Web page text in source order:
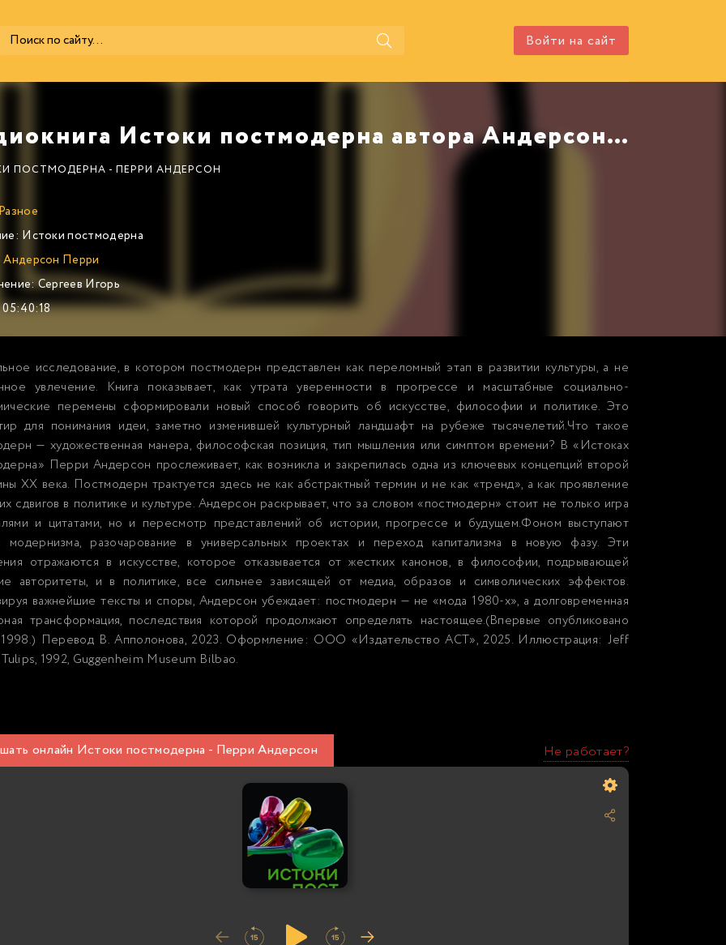
Войти на сайт
Аудиокнига Истоки постмодерна автора Андерсон Перри
ПОСТМОДЕРНА - ПЕРРИ АНДЕРСОН
Разное
Истоки постмодерна
Андерсон Перри
Сергеев Игорь
05:40:18
исследование, в котором постмодерн представлен как переломный этап в развитии культуры, а не
увлечение. Книга показывает, как утрата уверенности в прогрессе и масштабные социально-
перемены сформировали новый способ говорить об искусстве, философии и политике. Это
для понимания идеи, заметно изменившей культурный ландшафт на рубеже тысячелетий.Что такое
— художественная манера, философская позиция, тип мышления или симптом времени? В «Истоках
Перри Андерсон прослеживает, как возникла и закрепилась одна из ключевых концепций второй
XX века. Постмодерн трактуется здесь не как абстрактный термин и не как «тренд», а как проявление
сдвигов в политике и культуре. Андерсон раскрывает, что за словом «постмодерн» стоит не только игра
и цитатами, но и пересмотр представлений об истории, прогрессе и будущем.Фоном выступают
модернизма, разочарование в универсальных проектах и переход капитализма в новую фазу. Эти
отражаются в искусстве, которое отказывается от жестких канонов, в философии, подрывающей
авторитеты, и в политике, все сильнее зависящей от медиа, образов и символических эффектов.
важнейшие тексты и споры, Андерсон убеждает: постмодерн — не «мода 1980-х», а долговременная
трансформация, последствия которой продолжают определять настоящее.(Впервые опубликовано
Перевод В. Апполонова, 2023. Оформление: ООО «Издательство АСТ», 2025. Иллюстрация: Jeff
Tulips, 1992, Guggenheim Museum Bilbao.
онлайн Истоки постмодерна - Перри Андерсон Не работает?